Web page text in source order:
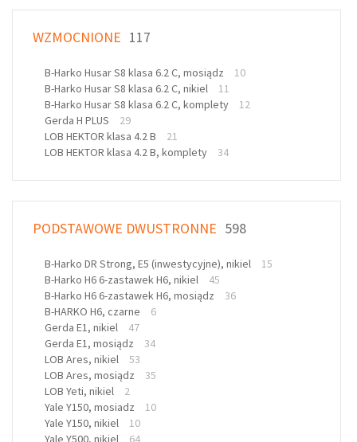
WZMOCNIONE 117
B-Harko Husar S8 klasa 6.2 C, mosiądz
10
B-Harko Husar S8 klasa 6.2 C, nikiel
11
B-Harko Husar S8 klasa 6.2 C, komplety
12
Gerda H PLUS
29
LOB HEKTOR klasa 4.2 B
21
LOB HEKTOR klasa 4.2 B, komplety
34
PODSTAWOWE DWUSTRONNE 598
B-Harko DR Strong, E5 (inwestycyjne), nikiel
15
B-Harko H6 6-zastawek H6, nikiel
45
B-Harko H6 6-zastawek H6, mosiądz
36
B-HARKO H6, czarne
6
Gerda E1, nikiel
47
Gerda E1, mosiądz
34
LOB Ares, nikiel
53
LOB Ares, mosiądz
35
LOB Yeti, nikiel
2
Yale Y150, mosiadz
10
Yale Y150, nikiel
10
Yale Y500, nikiel
64